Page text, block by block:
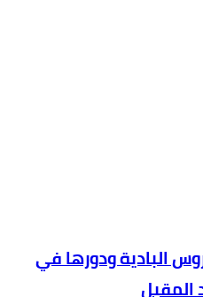
البادية ودورها في
المقبل